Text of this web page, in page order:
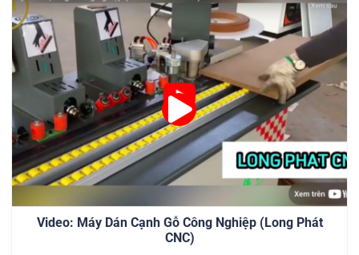
Video: Máy Dán Cạnh Gỗ Công Nghiệp (Long Phát
CNC)